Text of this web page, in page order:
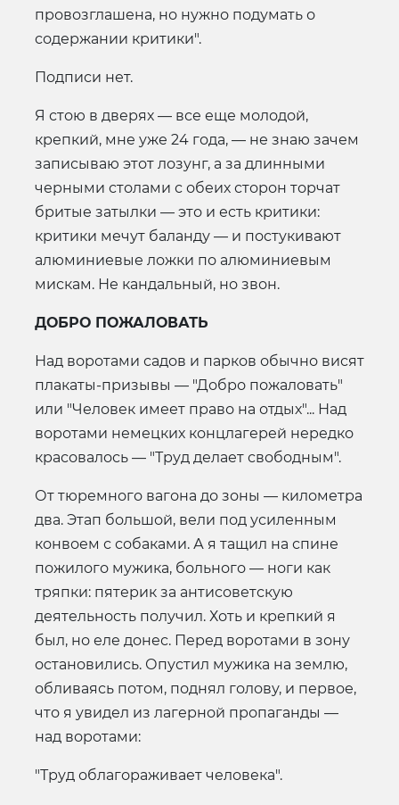
провозглашена, но нужно подумать о
содержании критики".
Подписи нет.
Я стою в дверях — все еще молодой,
крепкий, мне уже 24 года, — не знаю зачем
записываю этот лозунг, а за длинными
черными столами с обеих сторон торчат
бритые затылки — это и есть критики:
критики мечут баланду — и постукивают
алюминиевые ложки по алюминиевым
мискам. Не кандальный, но звон.
ДОБРО ПОЖАЛОВАТЬ
Над воротами садов и парков обычно висят
плакаты-призывы — "Добро пожаловать"
или "Человек имеет право на отдых"... Над
воротами немецких концлагерей нередко
красовалось — "Труд делает свободным".
От тюремного вагона до зоны — километра
два. Этап большой, вели под усиленным
конвоем с собаками. А я тащил на спине
пожилого мужика, больного — ноги как
тряпки: пятерик за антисоветскую
деятельность получил. Хоть и крепкий я
был, но еле донес. Перед воротами в зону
остановились. Опустил мужика на землю,
обливаясь потом, поднял голову, и первое,
что я увидел из лагерной пропаганды —
над воротами:
"Труд облагораживает человека".